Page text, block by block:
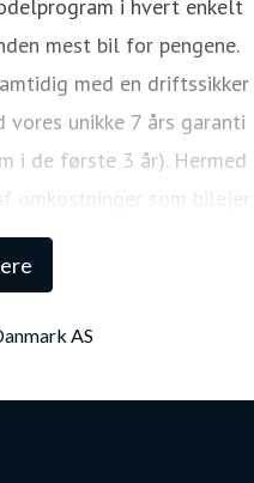
i hvert enkelt
mest bil for pengene.
med en driftssikker
unikke 7 års garanti
i de første 3 år). Hermed
som bilejer.
én af de højeste